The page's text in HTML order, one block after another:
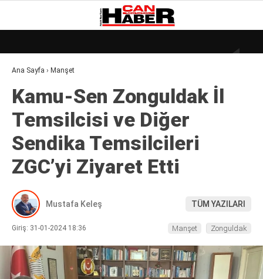
19°
GALERİ
DÜNYA
EKONOMI
GÜNDEM
KÜLÜR – SANAT
MAGAZIN
SAĞLIK
ASAYIŞ
Ana Sayfa › Manşet
Kamu-Sen Zonguldak İl
Temsilcisi ve Diğer
Sendika Temsilcileri
ZGC’yi Ziyaret Etti
Mustafa Keleş TÜM YAZILARI
Giriş: 31-01-2024 18:36 Manşet Zonguldak